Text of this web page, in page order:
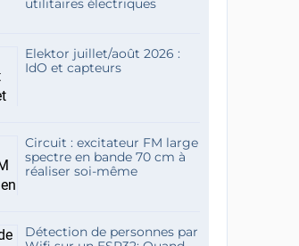
utilitaires électriques
Elektor juillet/août 2026 :
IdO et capteurs
Circuit : excitateur FM large
spectre en bande 70 cm à
réaliser soi-même
Détection de personnes par